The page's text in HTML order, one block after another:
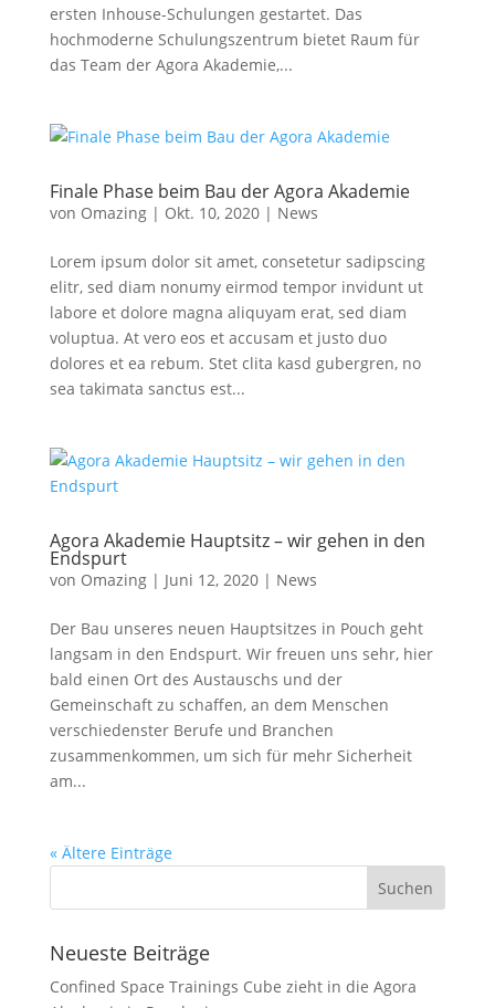
ersten Inhouse-Schulungen gestartet. Das
hochmoderne Schulungszentrum bietet Raum für
das Team der Agora Akademie,...
Finale Phase beim Bau der Agora Akademie
von Omazing| Okt. 10, 2020| News
Lorem ipsum dolor sit amet, consetetur sadipscing
elitr, sed diam nonumy eirmod tempor invidunt ut
labore et dolore magna aliquyam erat, sed diam
voluptua. At vero eos et accusam et justo duo
dolores et ea rebum. Stet clita kasd gubergren, no
sea takimata sanctus est...
Agora Akademie Hauptsitz – wir gehen in den
Endspurt
von Omazing| Juni 12, 2020| News
Der Bau unseres neuen Hauptsitzes in Pouch geht
langsam in den Endspurt. Wir freuen uns sehr, hier
bald einen Ort des Austauschs und der
Gemeinschaft zu schaffen, an dem Menschen
verschiedenster Berufe und Branchen
zusammenkommen, um sich für mehr Sicherheit
am...
« Ältere Einträge
Neueste Beiträge
Confined Space Trainings Cube zieht in die Agora